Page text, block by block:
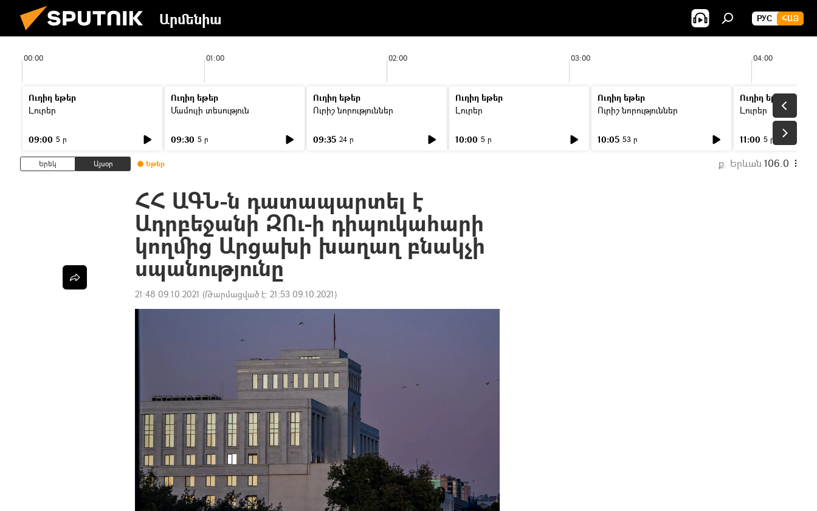
Արմենիա РУС ՀԱՅ
00:00 01:00 02:00 03:00 04:00
Ուղիղ եթեր
Լուրեր
09:00 5 ր
Ուղիղ եթեր
Մամուլի տեսություն
09:30 5 ր
Ուղիղ եթեր
Ուրիշ նորություններ
09:35 24 ր
Ուղիղ եթեր
Լուրեր
10:00 5 ր
Ուղիղ եթեր
Ուրիշ նորություններ
10:05 53 ր
Ուղիղ եթեր
Լուրեր
11:00 5 ր
Երեկ Այսօր Եթեր ք. Երևան 106.0
ՀՀ ԱԳՆ-ն դատապարտել է
Ադրբեջանի ԶՈւ-ի դիպուկահարի
կողմից Արցախի խաղաղ բնակչի
սպանությունը
21:48 09.10.2021 (Թարմացված է: 21:53 09.10.2021)